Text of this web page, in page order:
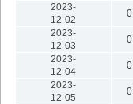
2023-
12-02
0
2023-
12-03
0
2023-
12-04
0
2023-
12-05
0